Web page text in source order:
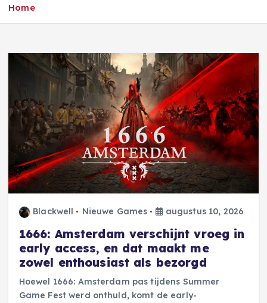
Home
Blackwell Nieuwe Games augustus 10, 2026
1666: Amsterdam verschijnt vroeg in
early access, en dat maakt me
zowel enthousiast als bezorgd
Hoewel 1666: Amsterdam pas tijdens Summer
Game Fest werd onthuld, komt de early-